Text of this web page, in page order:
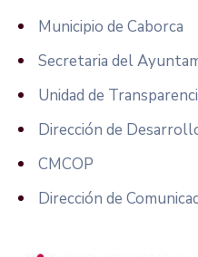
Municipio de Caborca
Secretaria del
Unidad de
Dirección de
CMCOP
Dirección de